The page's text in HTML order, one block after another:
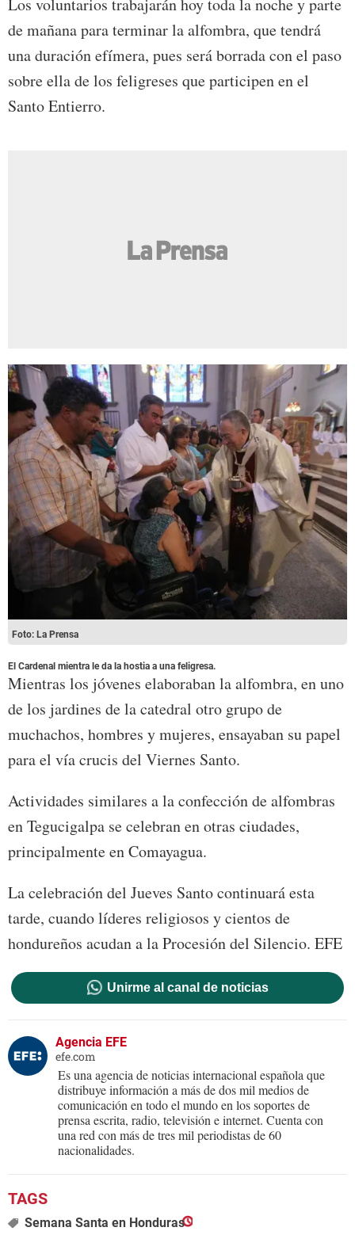
Los voluntarios trabajarán hoy toda la noche y parte
de mañana para terminar la alfombra, que tendrá
una duración efímera, pues será borrada con el paso
sobre ella de los feligreses que participen en el
Santo Entierro.
Foto: La Prensa
El Cardenal mientra le da la hostia a una feligresa.
Mientras los jóvenes elaboraban la alfombra, en uno
de los jardines de la catedral otro grupo de
muchachos, hombres y mujeres, ensayaban su papel
para el vía crucis del Viernes Santo.
Actividades similares a la confección de alfombras
en Tegucigalpa se celebran en otras ciudades,
principalmente en Comayagua.
La celebración del Jueves Santo continuará esta
tarde, cuando líderes religiosos y cientos de
hondureños acudan a la Procesión del Silencio. EFE
Unirme al canal de noticias
Agencia EFE
efe.com
Es una agencia de noticias internacional española que
distribuye información a más de dos mil medios de
comunicación en todo el mundo en los soportes de
prensa escrita, radio, televisión e internet. Cuenta con
una red con más de tres mil periodistas de 60
nacionalidades.
Semana Santa en Honduras